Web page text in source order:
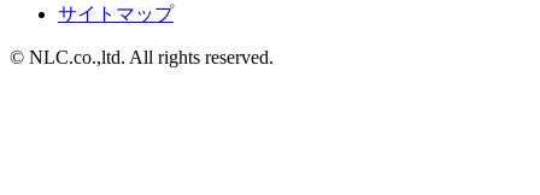
サイトマップ
© NLC.co.,ltd. All rights reserved.